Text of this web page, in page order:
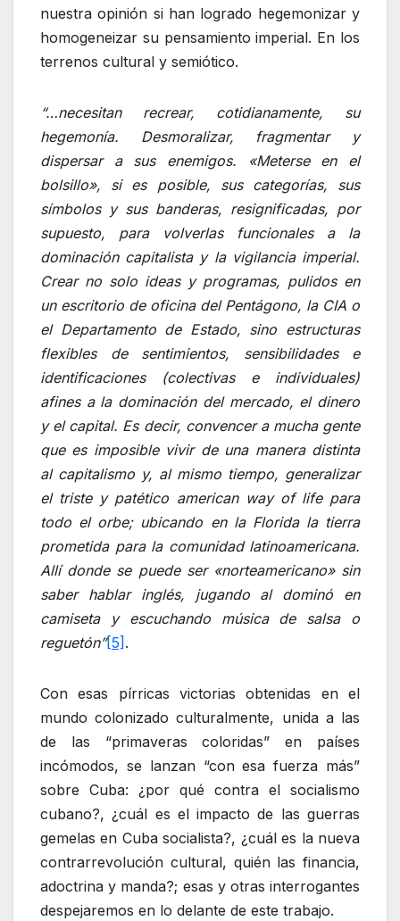
nuestra opinión si han logrado hegemonizar y
homogeneizar su pensamiento imperial. En los
terrenos cultural y semiótico.
“…necesitan recrear, cotidianamente, su
hegemonía. Desmoralizar, fragmentar y
dispersar a sus enemigos. «Meterse en el
bolsillo», si es posible, sus categorías, sus
símbolos y sus banderas, resignificadas, por
supuesto, para volverlas funcionales a la
dominación capitalista y la vigilancia imperial.
Crear no solo ideas y programas, pulidos en
un escritorio de oficina del Pentágono, la CIA o
el Departamento de Estado, sino estructuras
flexibles de sentimientos, sensibilidades e
identificaciones (colectivas e individuales)
afines a la dominación del mercado, el dinero
y el capital. Es decir, convencer a mucha gente
que es imposible vivir de una manera distinta
al capitalismo y, al mismo tiempo, generalizar
el triste y patético american way of life para
todo el orbe; ubicando en la Florida la tierra
prometida para la comunidad latinoamericana.
Allí donde se puede ser «norteamericano» sin
saber hablar inglés, jugando al dominó en
camiseta y escuchando música de salsa o
reguetón”[5] .
Con esas pírricas victorias obtenidas en el
mundo colonizado culturalmente, unida a las
de las “primaveras coloridas” en países
incómodos, se lanzan “con esa fuerza más”
sobre Cuba: ¿por qué contra el socialismo
cubano?, ¿cuál es el impacto de las guerras
gemelas en Cuba socialista?, ¿cuál es la nueva
contrarrevolución cultural, quién las financia,
adoctrina y manda?; esas y otras interrogantes
despejaremos en lo delante de este trabajo.